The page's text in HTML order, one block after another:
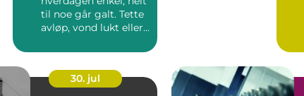
til noe går galt. Tette
avløp, vond lukt eller
30. jul